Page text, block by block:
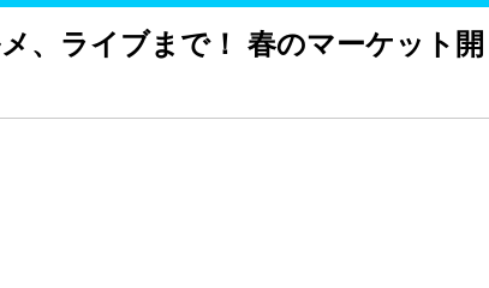
、ライブまで！ 春のマーケット開